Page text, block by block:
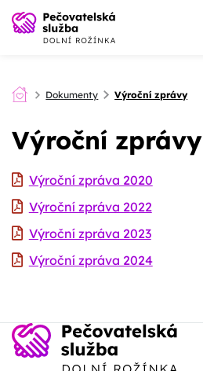
Dokumenty Výroční zprávy
Výroční zprávy
Výroční zpráva 2020
Výroční zpráva 2022
Výroční zpráva 2023
Výroční zpráva 2024